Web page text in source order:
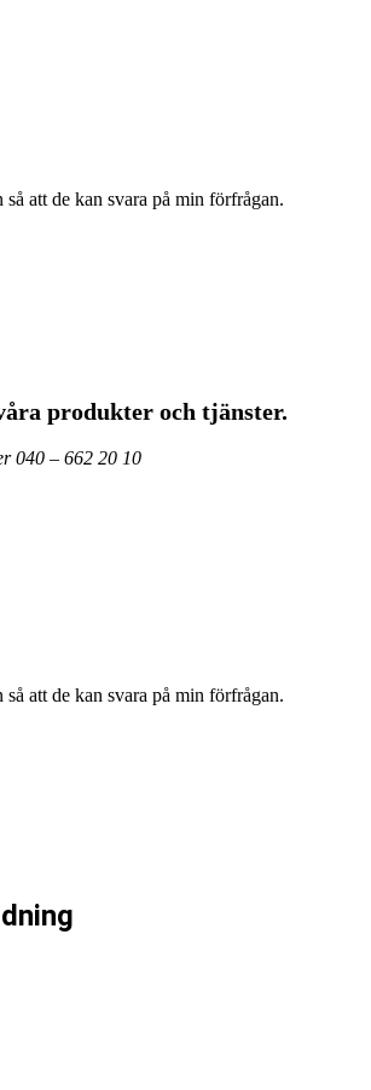
att de kan svara på min förfrågan.
produkter och tjänster.
040 – 662 20 10
att de kan svara på min förfrågan.